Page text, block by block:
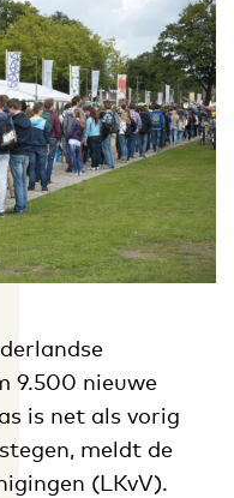
9.500 nieuwe
is net als vorig
meldt de
(LKvV).